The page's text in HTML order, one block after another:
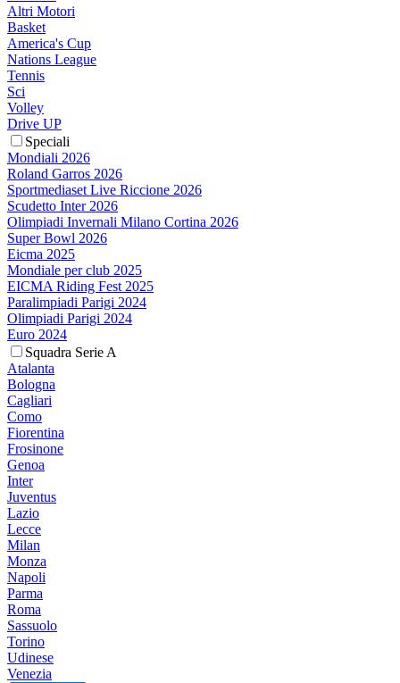
Altri Motori
Basket
America's Cup
Nations League
Tennis
Sci
Volley
Drive UP
Speciali
Mondiali 2026
Roland Garros 2026
Sportmediaset Live Riccione 2026
Scudetto Inter 2026
Olimpiadi Invernali Milano Cortina 2026
Super Bowl 2026
Eicma 2025
Mondiale per club 2025
EICMA Riding Fest 2025
Paralimpiadi Parigi 2024
Olimpiadi Parigi 2024
Euro 2024
Squadra Serie A
Atalanta
Bologna
Cagliari
Como
Fiorentina
Frosinone
Genoa
Inter
Juventus
Lazio
Lecce
Milan
Monza
Napoli
Parma
Roma
Sassuolo
Torino
Udinese
Venezia